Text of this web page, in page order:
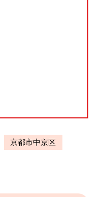
京都市中京区